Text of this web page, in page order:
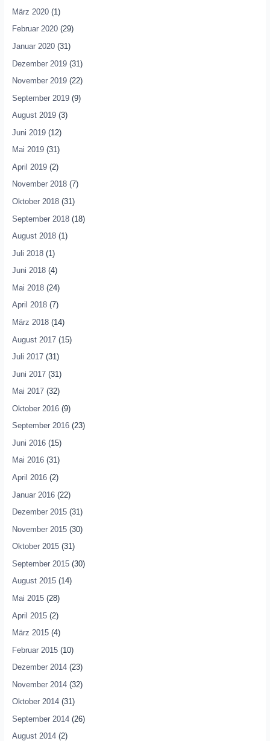
März 2020(1)
Februar 2020(29)
Januar 2020(31)
Dezember 2019(31)
November 2019(22)
September 2019(9)
August 2019(3)
Juni 2019(12)
Mai 2019(31)
April 2019(2)
November 2018(7)
Oktober 2018(31)
September 2018(18)
August 2018(1)
Juli 2018(1)
Juni 2018(4)
Mai 2018(24)
April 2018(7)
März 2018(14)
August 2017(15)
Juli 2017(31)
Juni 2017(31)
Mai 2017(32)
Oktober 2016(9)
September 2016(23)
Juni 2016(15)
Mai 2016(31)
April 2016(2)
Januar 2016(22)
Dezember 2015(31)
November 2015(30)
Oktober 2015(31)
September 2015(30)
August 2015(14)
Mai 2015(28)
April 2015(2)
März 2015(4)
Februar 2015(10)
Dezember 2014(23)
November 2014(32)
Oktober 2014(31)
September 2014(26)
August 2014(2)